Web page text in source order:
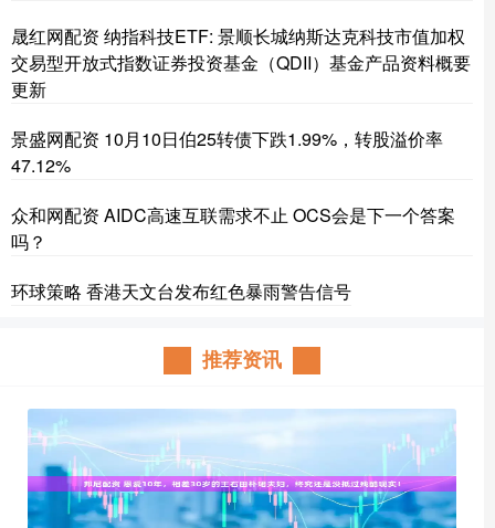
晟红网配资 纳指科技ETF: 景顺长城纳斯达克科技市值加权
交易型开放式指数证券投资基金（QDII）基金产品资料概要
更新
景盛网配资 10月10日伯25转债下跌1.99%，转股溢价率
47.12%
众和网配资 AIDC高速互联需求不止 OCS会是下一个答案
吗？
环球策略 香港天文台发布红色暴雨警告信号
推荐资讯